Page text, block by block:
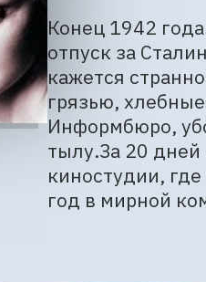
Конец 1942
отпуск за
кажется
грязью,
Информбюро,
тылу.За 20 дней
киностудии,
год в мирной